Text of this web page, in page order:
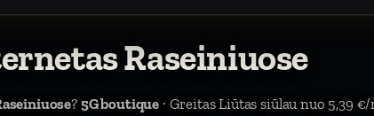
Raseiniuose
? 5G boutique · Greitas Liūtas siūlau nuo 5,39